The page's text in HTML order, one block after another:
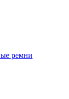
ремни